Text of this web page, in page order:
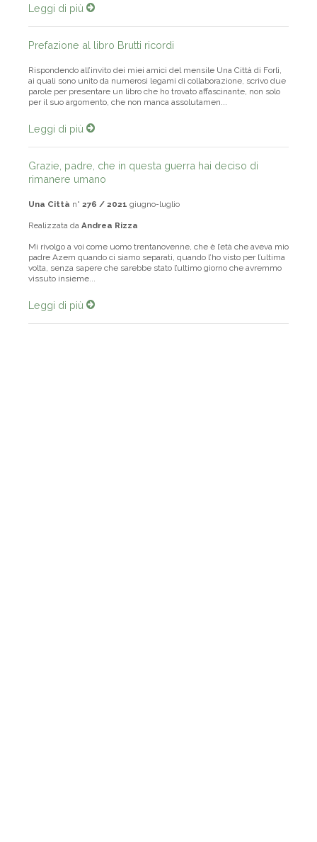
Leggi di più
Prefazione al libro Brutti ricordi
Rispondendo all’invito dei miei amici del mensile Una Città di Forlì,
ai quali sono unito da numerosi legami di collaborazione, scrivo due
parole per presentare un libro che ho trovato affascinante, non solo
per il suo argomento, che non manca assolutamen...
Leggi di più
Grazie, padre, che in questa guerra hai deciso di
rimanere umano
Una Città n° 276 / 2021 giugno-luglio
Realizzata da Andrea Rizza
Mi rivolgo a voi come uomo trentanovenne, che è l’età che aveva mio
padre Azem quando ci siamo separati, quando l’ho visto per l’ultima
volta, senza sapere che sarebbe stato l’ultimo giorno che avremmo
vissuto insieme...
Leggi di più